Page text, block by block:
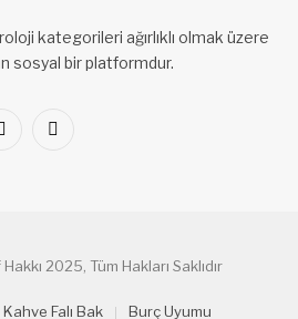
kategorileri ağırlıklı olmak üzere
sosyal bir platformdur.
LinkedInVKontakte
2025, Tüm Hakları Saklıdır
Kahve Falı Bak Burç Uyumu